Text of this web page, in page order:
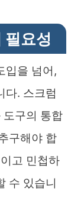
필요성
입을 넘어,
다. 스크럼
도구의 통합
구해야 합
고 민첩하
수 있습니